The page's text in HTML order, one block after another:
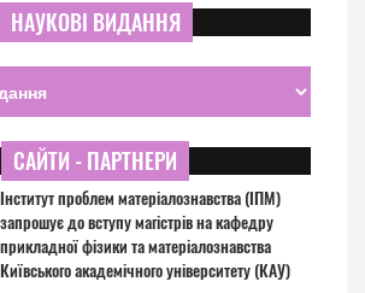
НАУКОВІ ВИДАННЯ
САЙТИ - ПАРТНЕРИ
Інститут проблем матеріалознавства (ІПМ)
запрошує до вступу магістрів на кафедру
прикладної фізики та матеріалознавства
Київського академічного університету (КАУ)